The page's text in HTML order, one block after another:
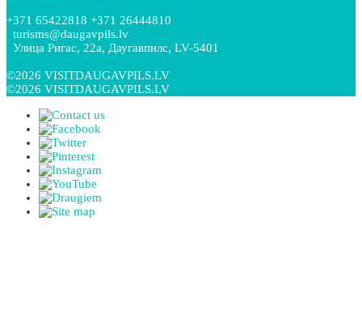
+371 65422818 +371 26444810
turisms@daugavpils.lv
Улица Ригас, 22a, Даугавпилс, LV-5401
©2026 VISITDAUGAVPILS.LV
©2026 VISITDAUGAVPILS.LV